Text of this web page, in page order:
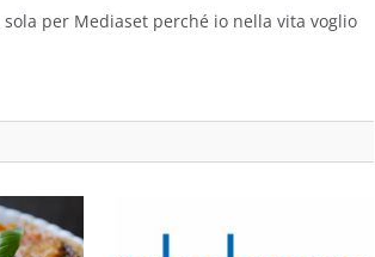
per Mediaset perché io nella vita voglio